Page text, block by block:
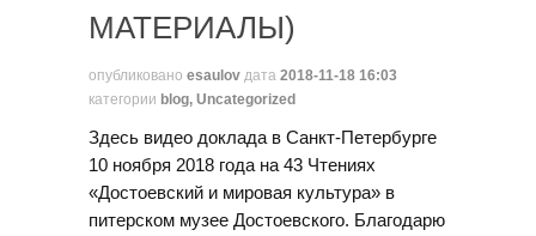
МАТЕРИАЛЫ)
опубликовано esaulov дата 2018-11-18 16:03
категории blog, Uncategorized
Здесь видео доклада в Санкт-Петербурге
10 ноября 2018 года на 43 Чтениях
«Достоевский и мировая культура» в
питерском музее Достоевского. Благодарю